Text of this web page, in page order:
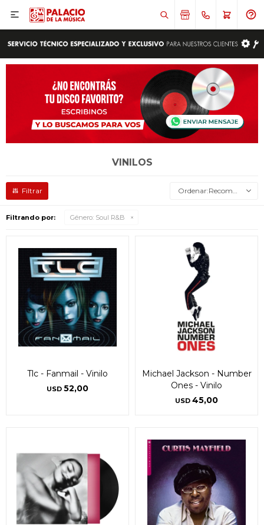

VINILOS
Recomendados
Filtrando por: Género: Soul R&B
Tlc - Fanmail - Vinilo
USD 52,00
Michael Jackson - Number
Ones - Vinilo
USD 45,00